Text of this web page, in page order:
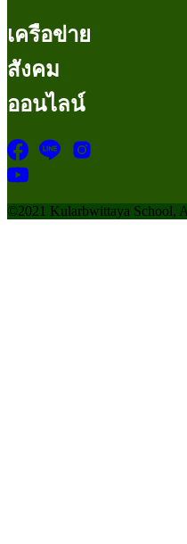
เครือข่าย
สังคม
ออนไลน์
©2021 Kularbwittaya School,